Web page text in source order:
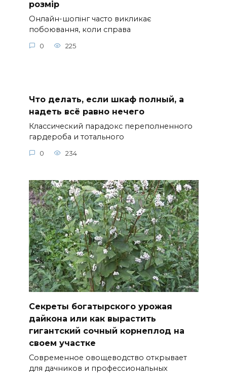
розмір
Онлайн-шопінг часто викликає
побоювання, коли справа
0 225
Что делать, если шкаф полный, а
надеть всё равно нечего
Классический парадокс переполненного
гардероба и тотального
0 234
Секреты богатырского урожая
дайкона или как вырастить
гигантский сочный корнеплод на
своем участке
Современное овощеводство открывает
для дачников и профессиональных